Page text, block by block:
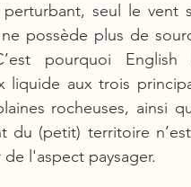
seul le vent
possède plus de
pourquoi
liquide aux trois
rocheuses, ainsi
du (petit) territoire
de l'aspect paysager.